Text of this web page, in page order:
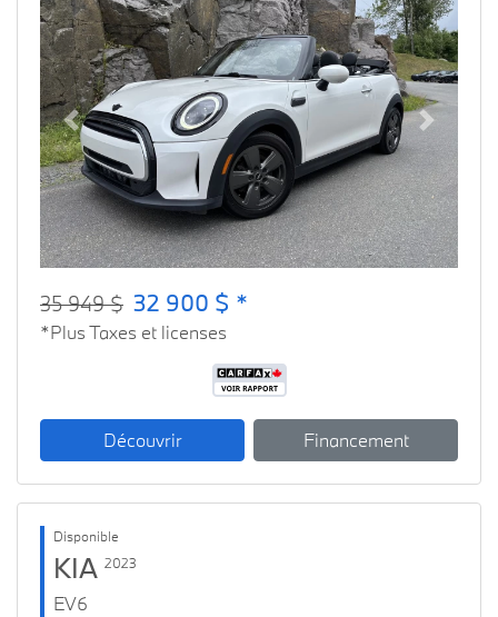
Previous Next
35 949 $ 32 900 $ *
*Plus Taxes et licenses
Découvrir Financement
Disponible
KIA 2023
EV6